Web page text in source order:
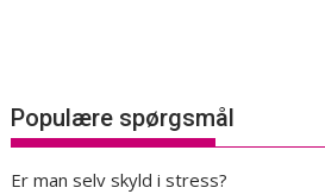
Populære spørgsmål
Er man selv skyld i stress?